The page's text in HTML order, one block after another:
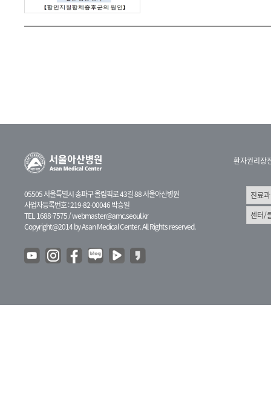
05505 서울특별시 송파구 올림픽로 43길 88 서울아산병원
사업자등록번호 : 219-82-00046 박승일
TEL 1688-7575 /webmaster@amc.seoul.kr
Copyright@2014 by Asan Medical Center. All Rights reserved.
환자권리장